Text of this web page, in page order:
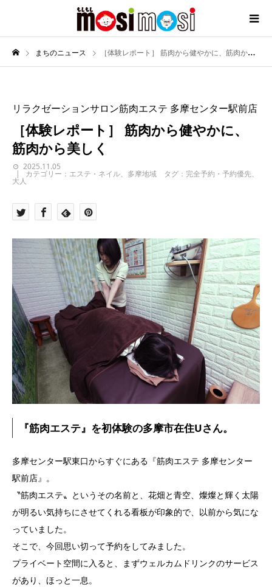
まちのニュース ［体験レポート］ 筋肉から健やかに、筋肉から美しく
リラクゼーションサロン筋肉エステ 多摩センター駅前店
［体験レポート］ 筋肉から健やかに、
筋肉から美しく
2025.11.05
カテゴリー：エステ・ネイル、多摩地域 タグ：完全予約・予約優先、
大人
『筋肉エステ』を初体験の多摩市在住Uさん。
多摩センター駅東口からすぐにある『筋肉エステ 多摩センター
駅前店』。
〝筋肉エステ〟というその名前と、花畑と青空、燦燦と輝く太陽
が明るい気持ちにさせてくれる看板が印象的で、以前から気にな
っていました。
そこで、今回思い切って予約をしてみました。
プライベート空間に入ると、まずウェルカムドリンクのサービス
があり、ほっと一息。